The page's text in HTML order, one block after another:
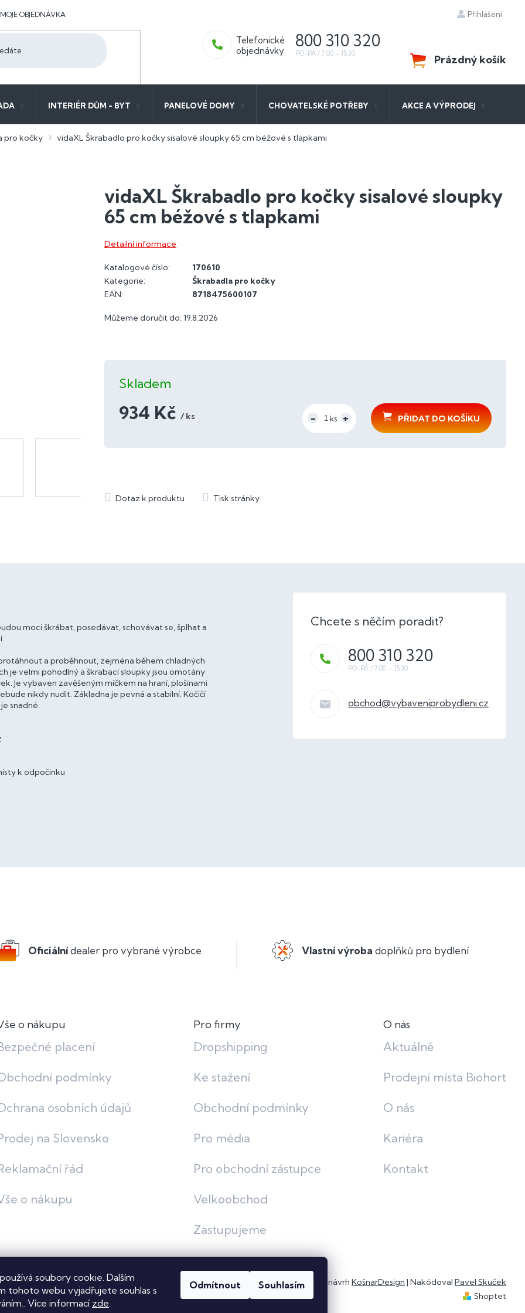
soubory cookie. Dalším
tohoto webu vyjadřujete souhlas s
Více informací zde.
Odmítnout Souhlasím
MOJE OBJEDNÁVKA Přihlášení
800 310 320
NÁKUPNÍ
KOŠÍK
Prázdný košík
INTERIÉR DŮM - BYT PANELOVÉ DOMY CHOVATELSKÉ POTŘEBY AKCE A VÝPRODEJ
pro kočky vidaXL Škrabadlo pro kočky sisalové sloupky 65 cm béžové s tlapkami
vidaXL Škrabadlo pro kočky sisalové sloupky
65 cm béžové s tlapkami
Můžeme doručit do: 19.8.2026
Skladem
934 Kč / ks
PŘIDAT DO KOŠÍKU
Detailní informace
Katalogové číslo:
170610
Kategorie:
Škrabadla pro kočky
EAN: 8718475600107
moci škrábat, posedávat, schovávat se, šplhat a
a proběhnout, zejména během chladných
je velmi pohodlný a škrabací sloupky jsou omotány
Je vybaven zavěšeným míčkem na hraní, plošinami
nikdy nudit. Základna je pevná a stabilní. Kočičí
snadné.
k odpočinku
obchod@vybaveniprobydleni.cz
800 310 320
Oficiálnídealer pro vybrané výrobce Vlastní výroba doplňků pro bydlení
o nákupu
placení
podmínky
osobních údajů
na Slovensko
řád
o nákupu
Pro firmy
Dropshipping
Ke stažení
Obchodní podmínky
Pro média
Pro obchodní zástupce
Velkoobchod
Zastupujeme
O nás
Aktuálně
Prodejní místa Biohort
O nás
Kariéra
Kontakt
Grafický návrh KošnarDesign | Nakódoval Pavel Skuček
Shoptet
nastavení cookies